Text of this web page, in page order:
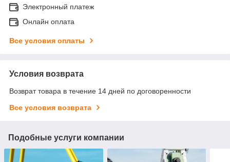
Электронный платеж
Онлайн оплата
Все условия оплаты
Условия возврата
Возврат товара в течение 14 дней по договоренности
Все условия возврата
Подобные услуги компании